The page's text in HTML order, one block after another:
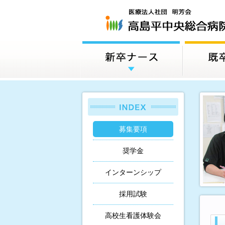
募集要項
奨学金
インターンシップ
採用試験
高校生看護体験会